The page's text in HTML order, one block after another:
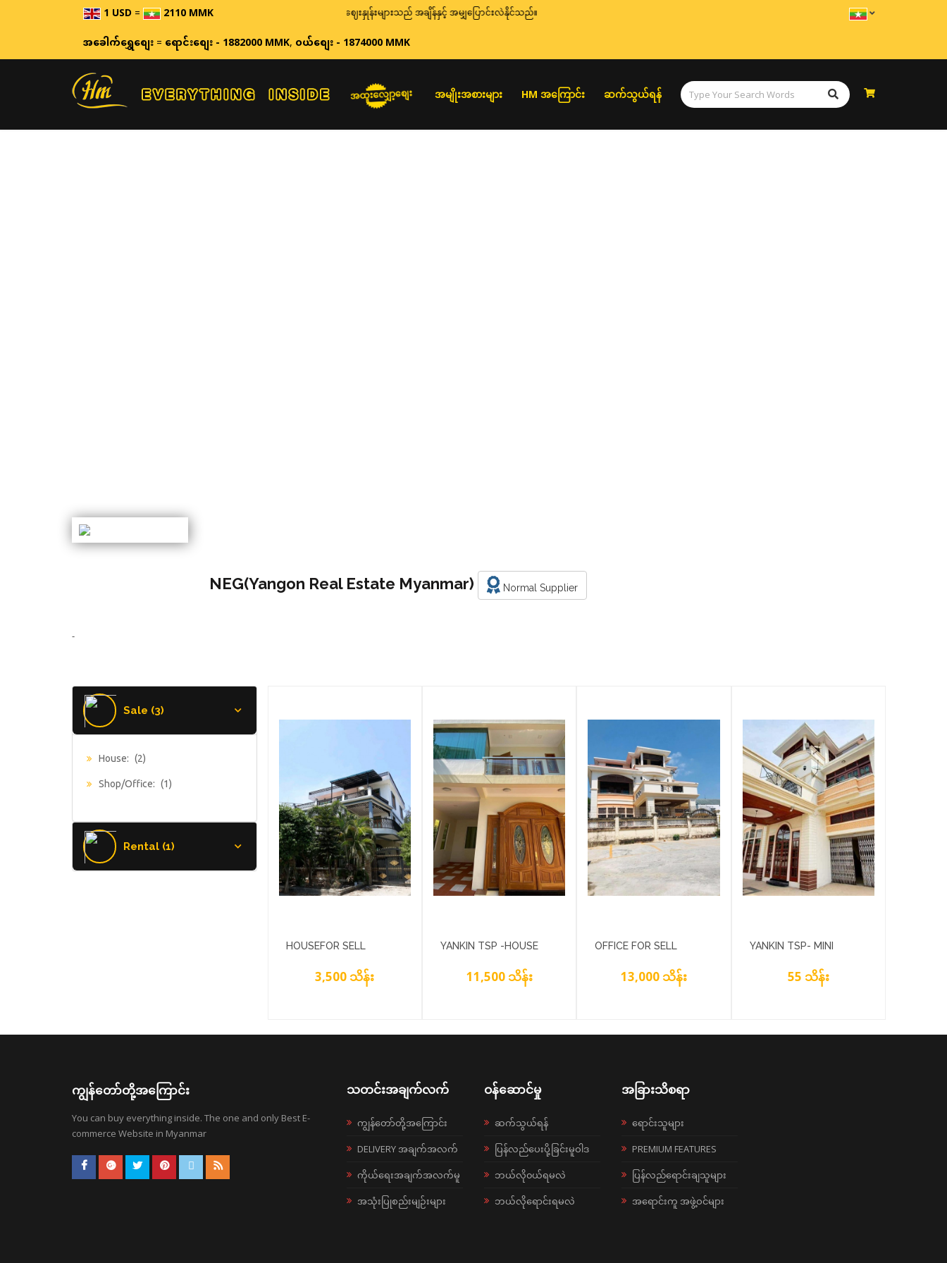
1 USD= 2110 MMK ဈေးနှုန်းများသည် အချိန်နှင့် အမျှပြောင်းလဲနိုင်သည်။
အခေါက်ရွှေစျေး=ရောင်းစျေး - 1882000 MMK,ဝယ်စျေး - 1874000 MMK
အထူးလျှော့စျေး အမျိုးအစားများ HM အကြောင်း ဆက်သွယ်ရန်
NEG(Yangon Real Estate Myanmar) Normal Supplier
-
Sale (3)
House: (2)
Shop/Office: (1)
Rental (1)
HOUSEFOR SELL
3,500 သိန်း
YANKIN TSP -HOUSE
11,500 သိန်း
OFFICE FOR SELL
13,000 သိန်း
YANKIN TSP- MINI
55 သိန်း
ကျွန်တော်တို့အကြောင်း
You can buy everything inside. The one and only Best E-
commerce Website in Myanmar
သတင်းအချက်လက်
ကျွန်တော်တို့အကြောင်း
DELIVERY အချက်အလက်
ကိုယ်ရေးအချက်အလက်မူ
အသုံးပြုစည်းမျဉ်းများ
ဝန်ဆောင်မှု
ဆက်သွယ်ရန်
ပြန်လည်ပေးပို့ခြင်းမူဝါဒ
ဘယ်လို၀ယ်ရမလဲ
ဘယ်လိုရောင်းရမလဲ
အခြားသိစရာ
ရောင်းသူများ
PREMIUM FEATURES
ပြန်လည်ရောင်းချသူများ
အရောင်းကူ အဖွဲ့ဝင်များ